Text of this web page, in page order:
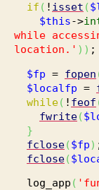
if ( ! isset (
$this->
while
location.' ) ) ;
$fp = fopen
$localfp =
while( ! feof
fwrite(
}
fclose($fp)
fclose(
log_app (